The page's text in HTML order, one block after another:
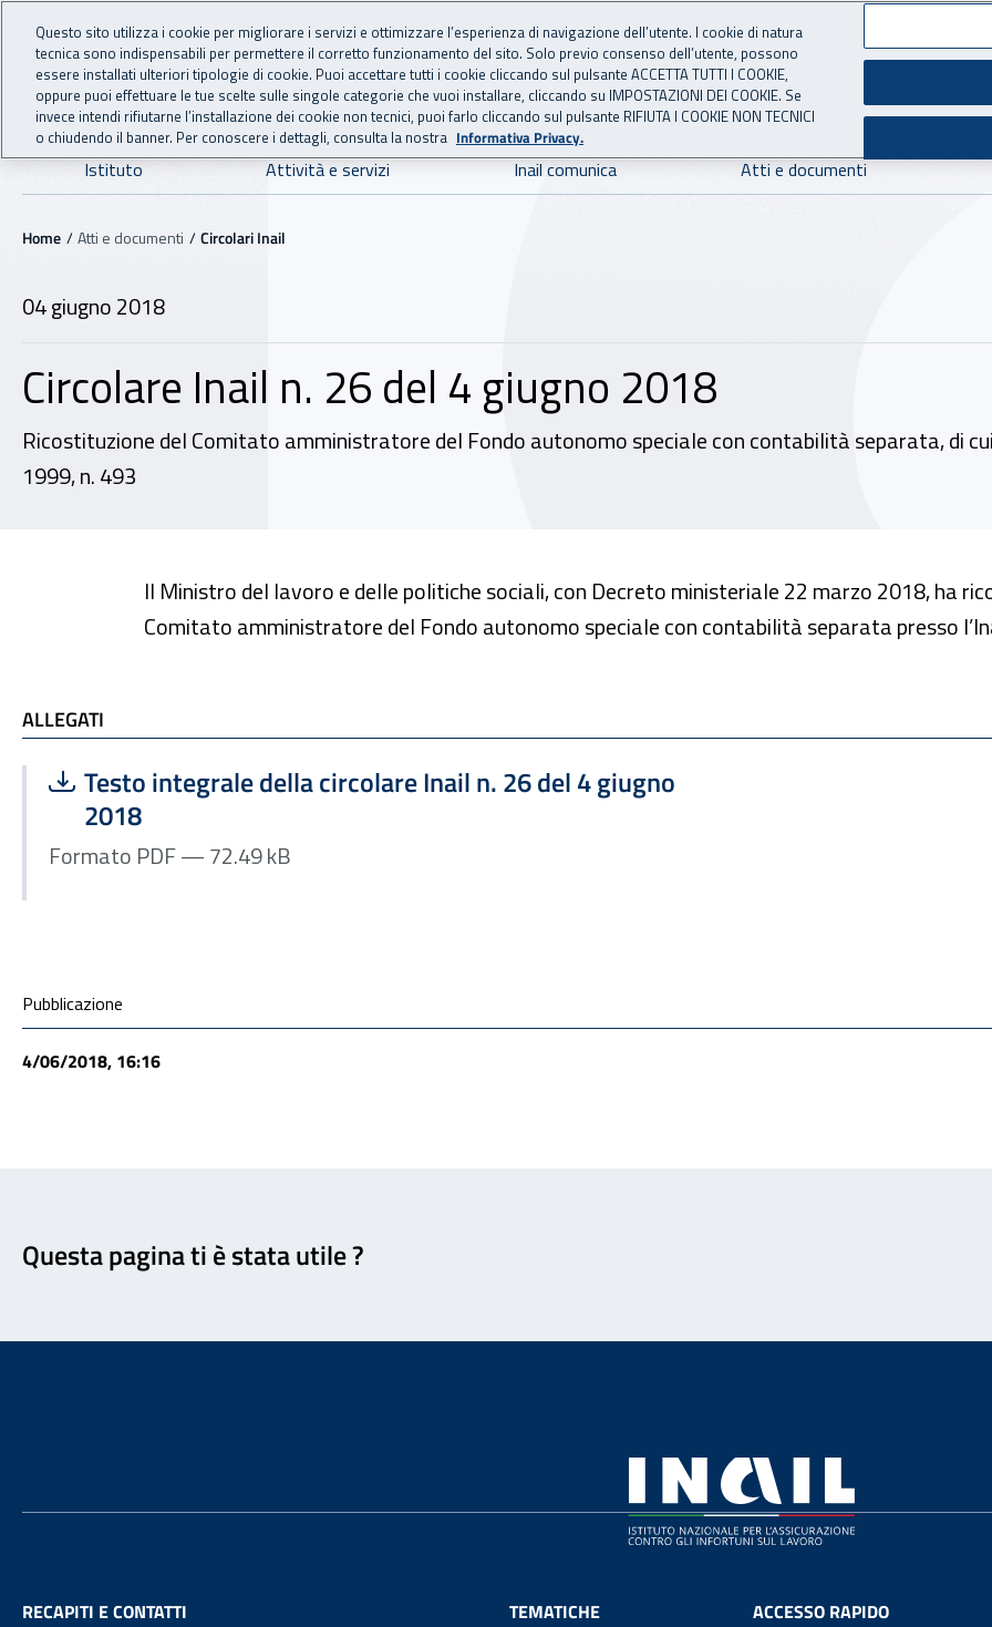
Vai al menu principale
Vai al contenuto principale
INAIL - Istituto Nazionale per l'Assicurazione
Navigazione principale
Istituto Attività e servizi Inail comunica Atti e documenti
Navigazione - Ti trovi in:
Home Atti e documenti Circolari Inail
04 giugno 2018
04 giugno 2018
Circolare Inail n. 26 del 4 giugno 2018
Ricostituzione del Comitato amministratore del Fondo autonomo speciale con contabilità separata, di
1999, n. 493
Il Ministro del lavoro e delle politiche sociali, con Decreto ministeriale 22 marzo 2018, ha
Comitato amministratore del Fondo autonomo speciale con contabilità separata presso
ALLEGATI
ALLEGATI
Scarica file:
Testo integrale della circolare Inail n. 26 del 4 giugno
2018
Formato PDF — Dimensione 72.49 kB
Formato PDF — 72.49 kB
Condivisione social
Pubblicazione
4/06/2018, 16:16
Questa pagina ti è stata utile ?
RECAPITI E CONTATTI
TEMATICHE
ACCESSO RAPIDO
Questo sito utilizza i cookie per migliorare i servizi e ottimizzare l’esperienza di navigazione dell’utente. I cookie di natura
tecnica sono indispensabili per permettere il corretto funzionamento del sito. Solo previo consenso dell’utente, possono
essere installati ulteriori tipologie di cookie. Puoi accettare tutti i cookie cliccando sul pulsante ACCETTA TUTTI I COOKIE,
oppure puoi effettuare le tue scelte sulle singole categorie che vuoi installare, cliccando su IMPOSTAZIONI DEI COOKIE. Se
invece intendi rifiutarne l’installazione dei cookie non tecnici, puoi farlo cliccando sul pulsante RIFIUTA I COOKIE NON TECNICI
o chiudendo il banner. Per conoscere i dettagli, consulta la nostra Informativa Privacy.